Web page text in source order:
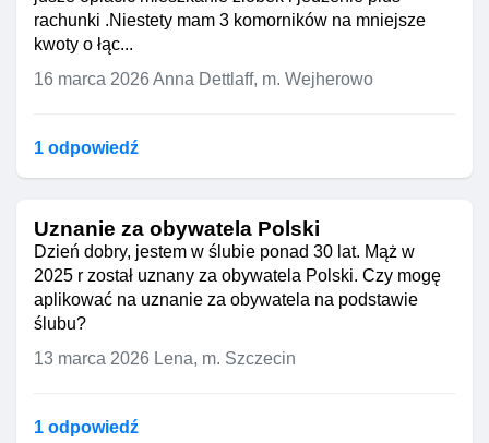
rachunki .Niestety mam 3 komorników na mniejsze
kwoty o łąc...
16 marca 2026 Anna Dettlaff, m. Wejherowo
1 odpowiedź
Uznanie za obywatela Polski
Dzień dobry, jestem w ślubie ponad 30 lat. Mąż w
2025 r został uznany za obywatela Polski. Czy mogę
aplikować na uznanie za obywatela na podstawie
ślubu?
13 marca 2026 Lena, m. Szczecin
1 odpowiedź